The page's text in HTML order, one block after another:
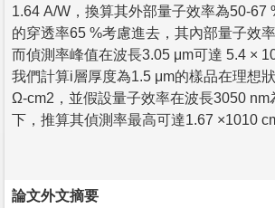
1.64 A/W，換算其外部量子效率為50-67
的穿透率65 %考慮進去，其內部量子效
而偵測率峰值在波長3.05 μm可達 5.4 ×
我們計算i層厚度為1.5 μm的樣品在理想
Ω-cm2，並假設量子效率在波長3050 nm
下，推算其偵測率最高可達1.67 ×1010
論文外文摘要